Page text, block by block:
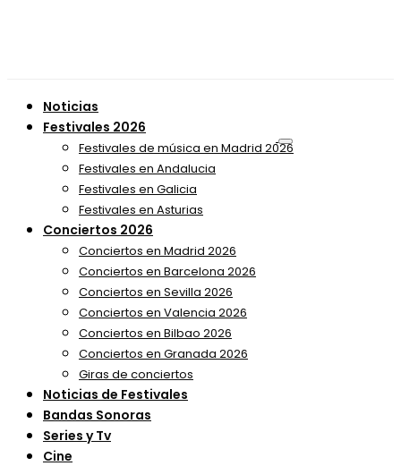
Noticias
Festivales 2026
Festivales de música en Madrid 2026
Festivales en Andalucia
Festivales en Galicia
Festivales en Asturias
Conciertos 2026
Conciertos en Madrid 2026
Conciertos en Barcelona 2026
Conciertos en Sevilla 2026
Conciertos en Valencia 2026
Conciertos en Bilbao 2026
Conciertos en Granada 2026
Giras de conciertos
Noticias de Festivales
Bandas Sonoras
Series y Tv
Cine